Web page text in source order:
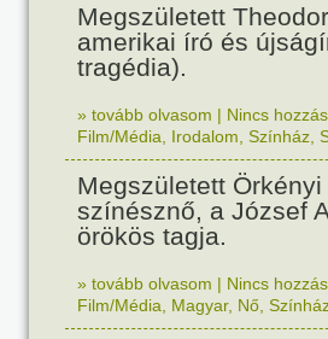
Megszületett
amerikai író és
tragédia).
» tovább olvasom | Nincs
Film/Média
Irodalom Színház
Megszületett Örkényi
színésznő, a József
örökös tagja.
» tovább olvasom | Nincs
Film/Média
Magyar, Nő